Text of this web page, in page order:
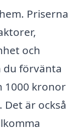
Priserna
och
du förvänta
1000 kronor
är också